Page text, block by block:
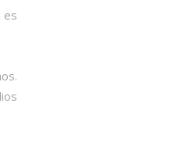
es